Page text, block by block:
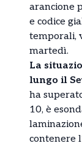
arancione
e codice
temporali,
martedì.
La
lungo il
ha
10, è
contenere